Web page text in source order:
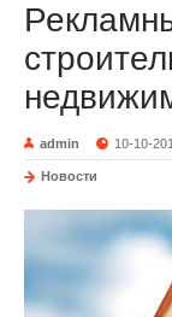
admin 10-10-
Новости